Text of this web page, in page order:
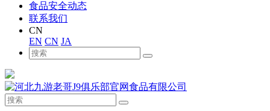
食品安全动态
联系我们
CN
EN CN JA